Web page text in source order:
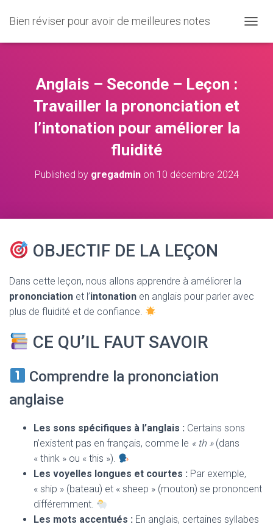
Bien réviser pour avoir de meilleures notes
U
O
Anglais – Seconde – Leçon :
Travailler la prononciation et
l’intonation pour améliorer la
fluidité
Published by gregadminon 10 décembre 2024
OBJECTIF DE LA LEÇON
Dans cette leçon, nous allons apprendre à améliorer la
prononciation et l’intonation en anglais pour parler avec
plus de fluidité et de confiance.
CE QU’IL FAUT SAVOIR
Comprendre la prononciation
anglaise
Les sons spécifiques à l’anglais : Certains sons
n’existent pas en français, comme le « th »(dans
« think » ou « this »).
Les voyelles longues et courtes : Par exemple,
« ship » (bateau) et « sheep » (mouton) se prononcent
différemment.
Les mots accentués : En anglais, certaines syllabes